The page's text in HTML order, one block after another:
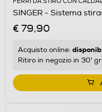
SINGER - Sistema
€ 79,90
Acquisto online:
Ritiro in negozio in 30'